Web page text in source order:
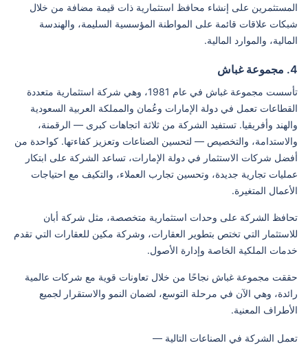
المستثمرين على إنشاء محافظ استثمارية ذات قيمة مضافة من خلال
شبكات علاقات قائمة على المواطنة المؤسسية السليمة، والهندسة
المالية، والموارد المالية.
4. مجموعة غباش
تأسست مجموعة غباش في عام 1981، وهي شركة استثمارية متعددة
القطاعات تعمل في دولة الإمارات وعُمان والمملكة العربية السعودية
والهند وأفريقيا. تستفيد الشركة من ثلاثة اتجاهات كبرى — الرقمنة،
والاستدامة، والتخصيص — لتحسين الصناعات وتعزيز كفاءتها. كواحدة من
أفضل شركات الاستثمار في دولة الإمارات، تساعد الشركة على ابتكار
عمليات تجارية جديدة، وتحسين تجارب العملاء، والتكيف مع احتياجات
الأعمال المتغيرة.
تحافظ الشركة على وحدات استثمارية متخصصة، مثل شركة أبان
للاستثمار التي تختص بتطوير العقارات، وشركة مكين للعقارات التي تقدم
خدمات الملكية الخاصة وإدارة الأصول.
حققت مجموعة غباش نجاحًا من خلال تعاونات قوية مع شركات عالمية
رائدة، وهي الآن في مرحلة التوسع، لضمان النمو والاستقرار لجميع
الأطراف المعنية.
تعمل الشركة في الصناعات التالية —